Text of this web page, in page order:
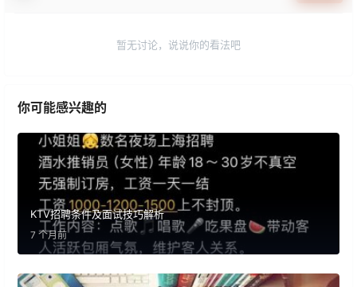
暂无讨论，说说你的看法吧
你可能感兴趣的
KTV招聘条件及面试技巧解析
7 个月前